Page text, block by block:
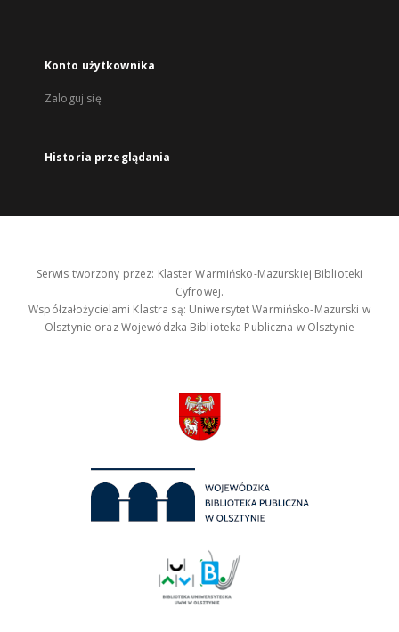
Konto użytkownika
Zaloguj się
Historia przeglądania
Serwis tworzony przez: Klaster Warmińsko-Mazurskiej Biblioteki
Cyfrowej.
Współzałożycielami Klastra są: Uniwersytet Warmińsko-Mazurski w
Olsztynie oraz Wojewódzka Biblioteka Publiczna w Olsztynie